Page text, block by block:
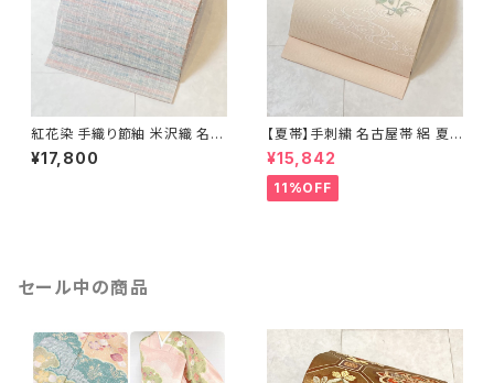
紅花染 手織り節紬 米沢織 名古
屋帯 正絹 ピンク 青 水色 629
¥17,800
【夏帯】手刺繍 名古屋帯 絽 夏
椿 絹 銀箔 白 クリーム ピンク
638
¥15,842
11%OFF
セール中の商品